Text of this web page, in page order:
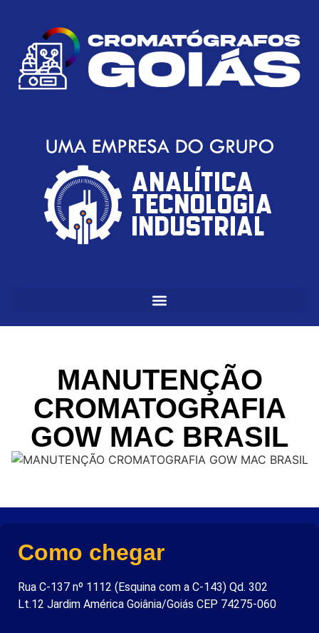
MANUTENÇÃO
CROMATOGRAFIA
GOW MAC BRASIL
Como chegar
Rua C-137 nº 1112 (Esquina com a C-143) Qd. 302
Lt.12 Jardim América Goiânia/Goiás CEP 74275-060